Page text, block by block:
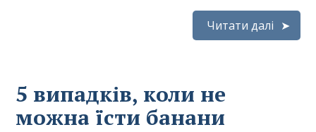
Читати далі
5 випадків, коли не
можна їсти банани